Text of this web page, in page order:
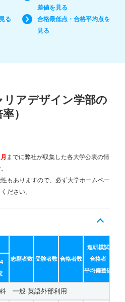
差値を見る
る
合格最低点・合格平均点を
見る
リアデザイン学部の
）
までに弊社が収集した各大学公表の情
もありますので、必ず大学ホームペー
ださい。
志願者数 受験者数 合格者数
進研模試
合格者
平均偏差値
一般 英語外部利用